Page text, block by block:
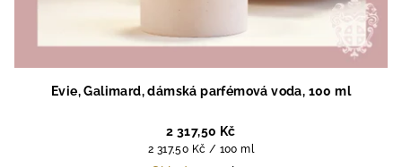
Evie, Galimard, dámská parfémová voda, 100 ml
2 317,50 Kč
Měrná
2 317,50 Kč / 100 ml